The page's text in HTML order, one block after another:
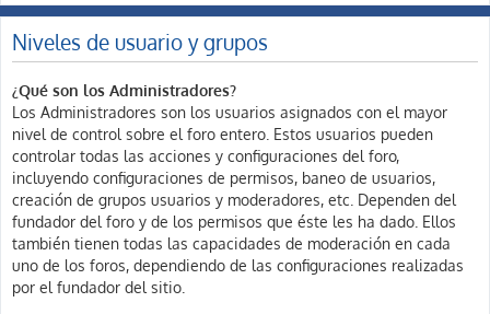
Niveles de usuario y grupos
¿Qué son los Administradores?
Los Administradores son los usuarios asignados con el mayor
nivel de control sobre el foro entero. Estos usuarios pueden
controlar todas las acciones y configuraciones del foro,
incluyendo configuraciones de permisos, baneo de usuarios,
creación de grupos usuarios y moderadores, etc. Dependen del
fundador del foro y de los permisos que éste les ha dado. Ellos
también tienen todas las capacidades de moderación en cada
uno de los foros, dependiendo de las configuraciones realizadas
por el fundador del sitio.